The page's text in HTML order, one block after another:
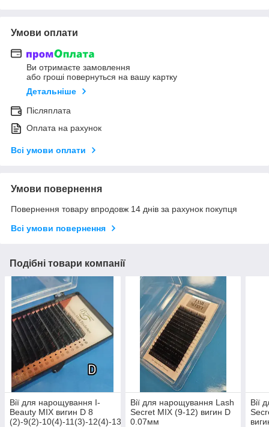
Умови оплати
Ви отримаєте замовлення
або гроші повернуться на вашу картку
Детальніше
Післяплата
Оплата на рахунок
Всі умови оплати
Умови повернення
Повернення товару впродовж 14 днів за рахунок покупця
Всі умови повернення
Подібні товари компанії
Вії для нарощування I-
Beauty MIX вигин D 8
(2)-9(2)-10(4)-11(3)-12(4)-13(2)-14(3)
Вії для нарощування Lash
Secret MIX (9-12) вигин D
0.07мм
Вії